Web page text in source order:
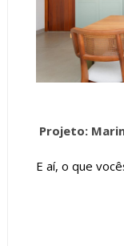
Projeto:
E aí, o que